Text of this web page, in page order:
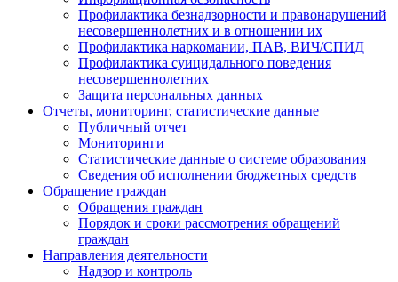
Профилактика безнадзорности и правонарушений
несовершеннолетних и в отношении их
Профилактика наркомании, ПАВ, ВИЧ/СПИД
Профилактика суицидального поведения
несовершеннолетних
Защита персональных данных
Отчеты, мониторинг, статистические данные
Публичный отчет
Мониторинги
Статистические данные о системе образования
Сведения об исполнении бюджетных средств
Обращение граждан
Обращения граждан
Порядок и сроки рассмотрения обращений
граждан
Направления деятельности
Надзор и контроль